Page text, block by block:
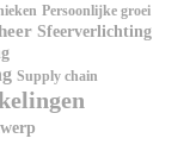
Persoonlijke groei
Sfeerverlichting
Supply chain